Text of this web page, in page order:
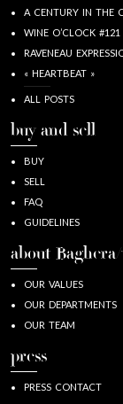
A CENTURY IN THE
WINE O’CLOCK #121
RAVENEAU
« HEARTBEAT »
ALL POSTS
buy and sell
BUY
SELL
FAQ
GUIDELINES
about
OUR VALUES
OUR DEPARTMENTS
OUR TEAM
press
PRESS CONTACT